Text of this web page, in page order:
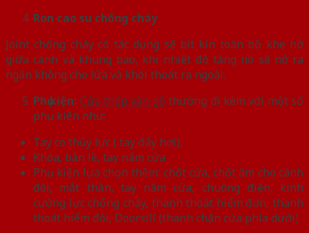
Ron cao su chống cháy
Joint chống cháy có tác dụng sẽ bít kín toàn bộ khe hở
giữa cánh và khung bao, khi nhiệt độ tăng nó sẽ nở ra
ngăn không cho lửa và khói thoát ra ngoài.
Phụ kiện: Cửa thép vân gỗ thường đi kèm với một số
phụ kiện như:
Tay co thủy lực ( tay đẩy hơi),
Khóa, bản lề, tay nắm cửa
Phụ kiện lựa chọn thêm: chốt cửa, chốt âm cho cánh
đôi, mắt thần, tay nắm cửa, chuông điện, kính
cường lực chống cháy, thanh thoát hiểm đơn, thanh
thoát hiểm đôi, Doorsill (thanh chặn cửa phía dưới)